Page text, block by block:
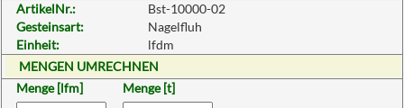
ArtikelNr.:
Bst-10000-02
Gesteinsart:
Nagelfluh
Einheit:
lfdm
MENGEN UMRECHNEN
Menge [lfm]
Menge [t]